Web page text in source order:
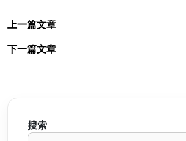
上一篇文章
下一篇文章
搜索